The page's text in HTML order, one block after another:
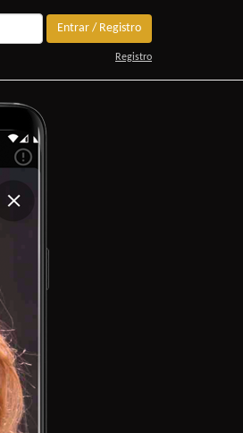
Entrar / Registro
Registro